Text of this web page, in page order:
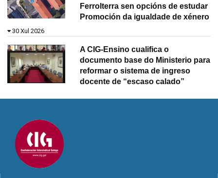
Ferrolterra sen opcións de estudar
Promoción da igualdade de xénero
30 Xul 2026
A CIG-Ensino cualifica o
documento base do Ministerio para
reformar o sistema de ingreso
docente de “escaso calado”